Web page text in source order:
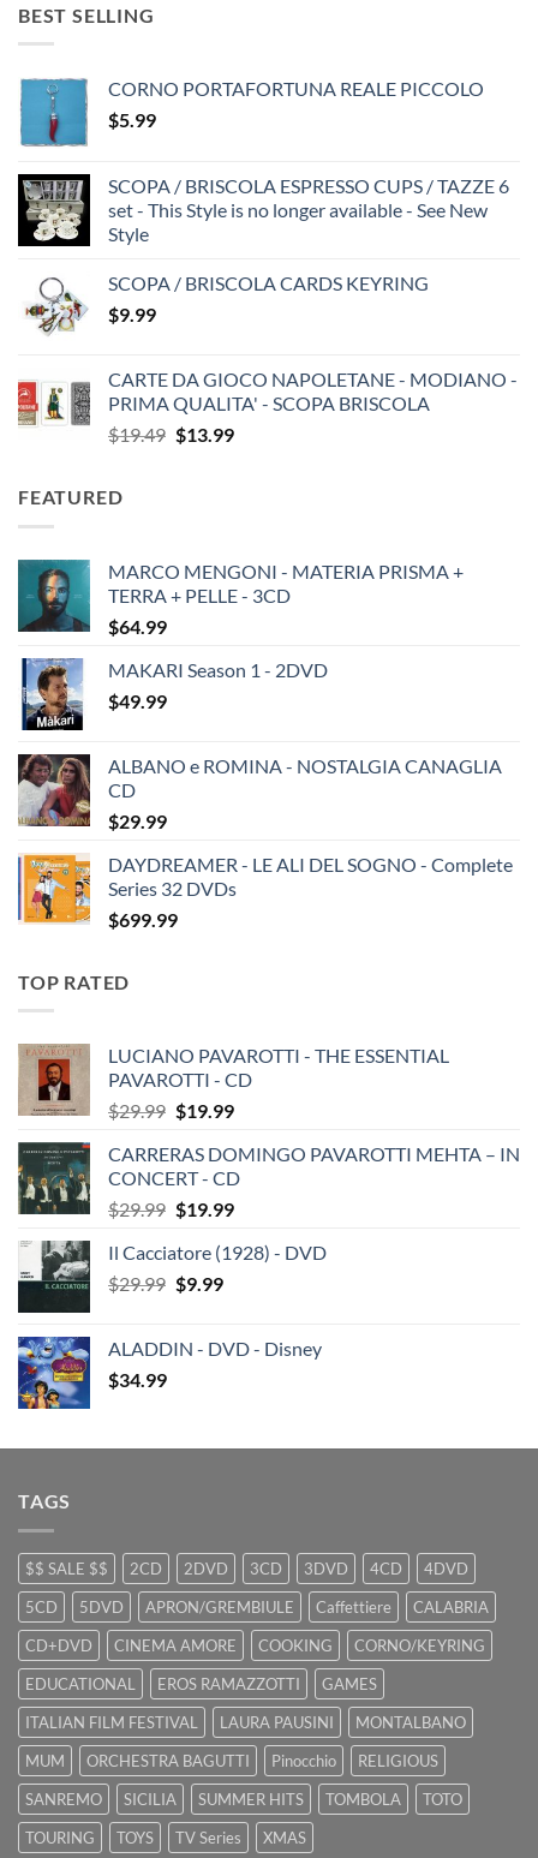
BEST SELLING
CORNO PORTAFORTUNA REALE PICCOLO
$5.99
SCOPA / BRISCOLA ESPRESSO CUPS / TAZZE 6
set - This Style is no longer available - See New
Style
SCOPA / BRISCOLA CARDS KEYRING
$9.99
CARTE DA GIOCO NAPOLETANE - MODIANO -
PRIMA QUALITA' - SCOPA BRISCOLA
$19.49 Original
$13.99Current
FEATURED
MARCO MENGONI - MATERIA PRISMA +
TERRA + PELLE - 3CD
$64.99
MAKARI Season 1 - 2DVD
$49.99
ALBANO e ROMINA - NOSTALGIA CANAGLIA
CD
$29.99
DAYDREAMER - LE ALI DEL SOGNO - Complete
Series 32 DVDs
$699.99
TOP RATED
LUCIANO PAVAROTTI - THE ESSENTIAL
PAVAROTTI - CD
$29.99 Original
was:
$29.99.
$19.99Current
is:
$19.99.
CARRERAS DOMINGO PAVAROTTI MEHTA – IN
CONCERT - CD
$29.99 Original
was:
$29.99.
$19.99Current
is:
Il Cacciatore (1928) - DVD
$29.99 Original
$29.99.
$9.99Current
$9.99.
ALADDIN - DVD - Disney
$34.99
TAGS
$$ SALE $$ 2CD 2DVD 3CD 3DVD 4CD
4DVD
5CD
5DVD APRON/GREMBIULE Caffettiere
CALABRIA
CD+DVD
CINEMA AMORE COOKING
CORNO/KEYRING
EDUCATIONAL
EROS RAMAZZOTTI
GAMES
ITALIAN FILM FESTIVAL
LAURA PAUSINI
MONTALBANO
MUM
ORCHESTRA BAGUTTI Pinocchio
RELIGIOUS
SANREMO
SICILIA SUMMER HITS TOMBOLA
TOTO
TOURING
TOYS TV Series XMAS